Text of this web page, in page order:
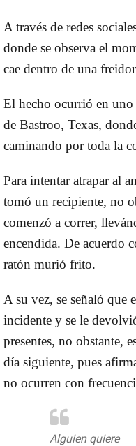
A través de redes
donde se observa el
cae dentro de una
El hecho ocurrió en uno
de Bastroo, Texas,
caminando por toda la
Para intentar atrapar al
tomó un recipiente, no
comenzó a correr,
encendida. De acuerdo
ratón murió frito.
A su vez, se señaló que
incidente y se le
presentes, no obstante,
día siguiente, pues
no ocurren con
Alguien quiere